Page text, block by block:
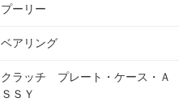
プーリー
ベアリング
クラッチ プレート・ケース・Ａ
ＳＳＹ